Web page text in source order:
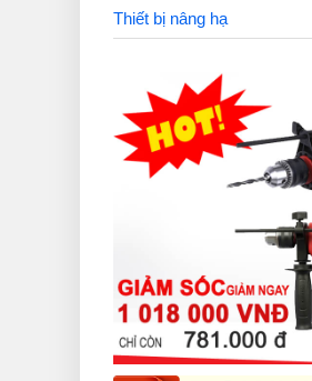
Thiết bị nâng hạ